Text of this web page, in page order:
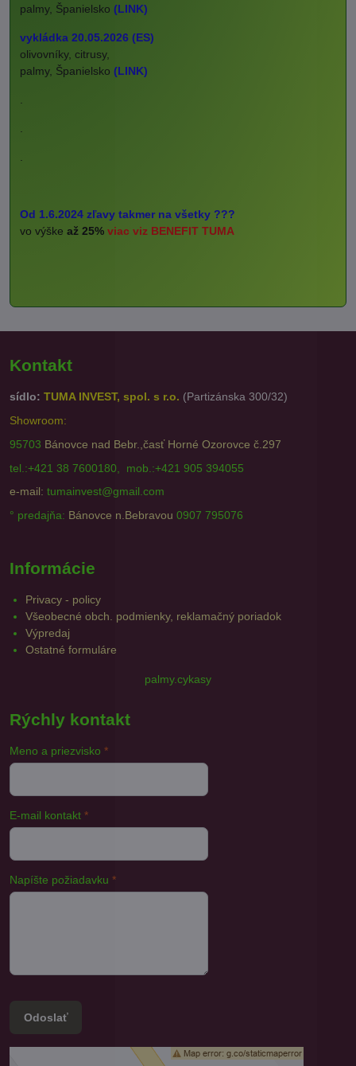
palmy, Španielsko (LINK)
vykládka 20.05.2026 (ES)
olivovníky, citrusy,
palmy, Španielsko (LINK)
.
.
.
Od 1.6.2024 zľavy takmer na všetky ???
vo výške až 25% viac viz BENEFIT TUMA
Kontakt
sídlo: TUMA INVEST, spol. s r.o. (Partizánska 300/32)
Showroom:
95703 Bánovce nad Bebr.,časť Horné Ozorovce č.297
tel.:+421 38 7600180, mob.:+421 905 394055
e-mail: tumainvest@gmail.com
° predajňa: Bánovce n.Bebravou 0907 795076
Informácie
Privacy - policy
Všeobecné obch. podmienky, reklamačný poriadok
Výpredaj
Ostatné formuláre
palmy.cykasy
Rýchly kontakt
Meno a priezvisko *
E-mail kontakt *
Napíšte požiadavku *
Odoslať